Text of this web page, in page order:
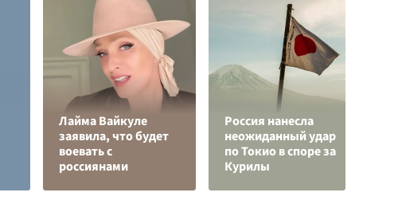
Лайма Вайкуле
заявила, что будет
воевать с
россиянами
Россия нанесла
неожиданный удар
по Токио в споре за
Курилы